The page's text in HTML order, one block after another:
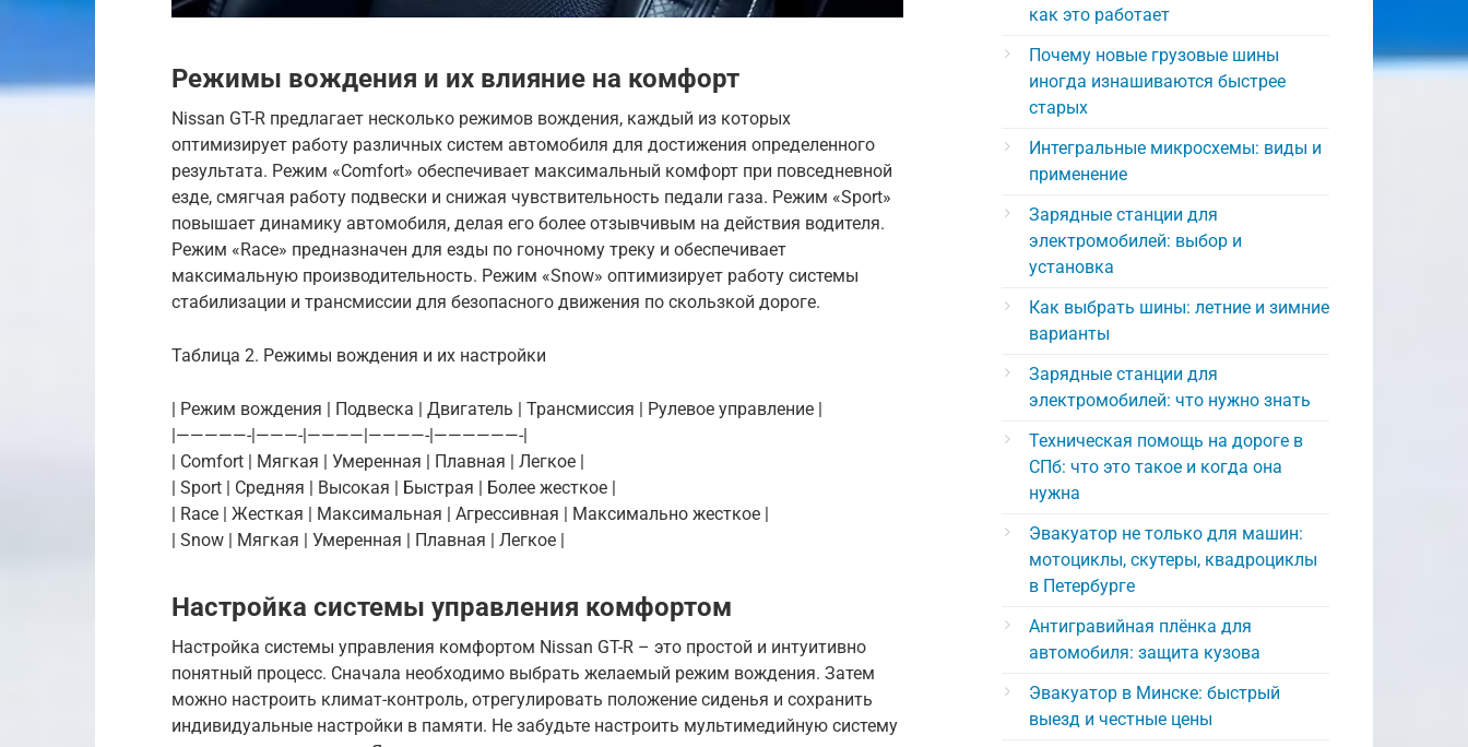
Режимы вождения и их влияние на комфорт
Nissan GT-R предлагает несколько режимов вождения, каждый из которых
оптимизирует работу различных систем автомобиля для достижения определенного
результата. Режим «Comfort» обеспечивает максимальный комфорт при повседневной
езде, смягчая работу подвески и снижая чувствительность педали газа. Режим «Sport»
повышает динамику автомобиля, делая его более отзывчивым на действия водителя.
Режим «Race» предназначен для езды по гоночному треку и обеспечивает
максимальную производительность. Режим «Snow» оптимизирует работу системы
стабилизации и трансмиссии для безопасного движения по скользкой дороге.
Таблица 2. Режимы вождения и их настройки
| Режим вождения | Подвеска | Двигатель | Трансмиссия | Рулевое управление |
|—————-|———-|————|————-|——————-|
| Comfort | Мягкая | Умеренная | Плавная | Легкое |
| Sport | Средняя | Высокая | Быстрая | Более жесткое |
| Race | Жесткая | Максимальная | Агрессивная | Максимально жесткое |
| Snow | Мягкая | Умеренная | Плавная | Легкое |
Настройка системы управления комфортом
Настройка системы управления комфортом Nissan GT-R – это простой и интуитивно
понятный процесс. Сначала необходимо выбрать желаемый режим вождения. Затем
можно настроить климат-контроль, отрегулировать положение сиденья и сохранить
индивидуальные настройки в памяти. Не забудьте настроить мультимедийную систему
как это работает
Почему новые грузовые шины
иногда изнашиваются быстрее
старых
Интегральные микросхемы: виды и
применение
Зарядные станции для
электромобилей: выбор и
установка
Как выбрать шины: летние и зимние
варианты
Зарядные станции для
электромобилей: что нужно знать
Техническая помощь на дороге в
СПб: что это такое и когда она
нужна
Эвакуатор не только для машин:
мотоциклы, скутеры, квадроциклы
в Петербурге
Антигравийная плёнка для
автомобиля: защита кузова
Эвакуатор в Минске: быстрый
выезд и честные цены